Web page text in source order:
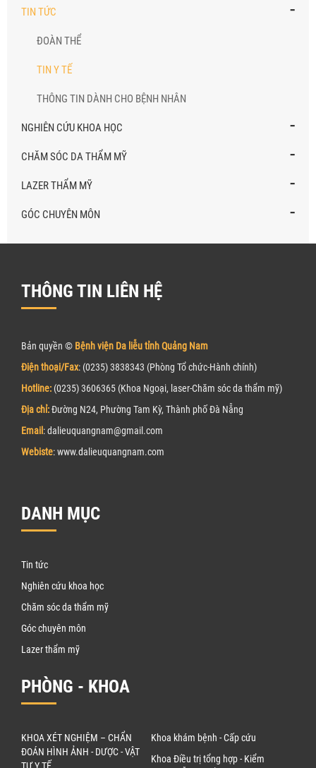
TIN TỨC -
ĐOÀN THỂ
TIN Y TẾ
THÔNG TIN DÀNH CHO BỆNH NHÂN
NGHIÊN CỨU KHOA HỌC -
CHĂM SÓC DA THẨM MỸ -
LAZER THẨM MỸ -
GÓC CHUYÊN MÔN -
THÔNG TIN LIÊN HỆ
Bản quyền © Bệnh viện Da liễu tỉnh Quảng Nam
Điện thoại/Fax: (0235) 3838343 (Phòng Tổ chức-Hành chính)
Hotline: (0235) 3606365 (Khoa Ngoại, laser-Chăm sóc da thẩm mỹ)
Địa chỉ:Đường N24, Phường Tam Kỳ, Thành phố Đà Nẵng
Email: dalieuquangnam@gmail.com
Webiste: www.dalieuquangnam.com
DANH MỤC
Tin tức
Nghiên cứu khoa học
Chăm sóc da thẩm mỹ
Góc chuyên môn
Lazer thẩm mỹ
PHÒNG - KHOA
KHOA XÉT NGHIỆM – CHẨN
ĐOÁN HÌNH ẢNH - DƯỢC - VẬT
TƯ Y TẾ
Khoa khám bệnh - Cấp cứu
Khoa Điều trị tổng hợp - Kiểm